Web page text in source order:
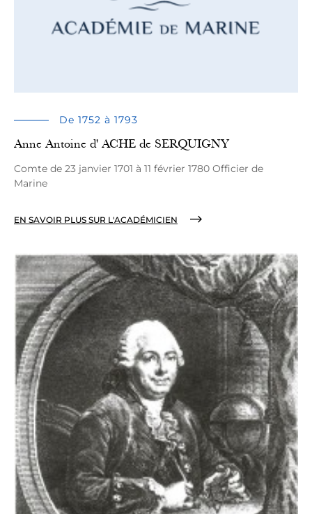
De 1752 à 1793
Anne Antoine d' ACHE de SERQUIGNY
Comte de 23 janvier 1701 à 11 février 1780 Officier de
Marine
EN SAVOIR PLUS SUR L'ACADÉMICIEN